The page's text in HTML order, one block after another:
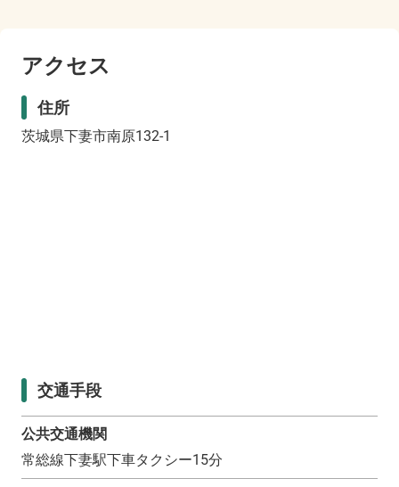
アクセス
住所
茨城県下妻市南原132-1
交通手段
公共交通機関
常総線下妻駅下車タクシー15分